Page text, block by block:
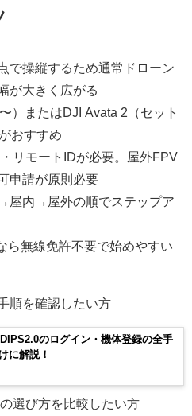
で操縦するため通常ドローン
が大きく広がる
）またはDJI Avata 2（セット
おすすめ
リモートIDが必要。屋外FPV
申請が原則必要
屋内→屋外の順でステップア
ら無線免許不要で始めやすい
順を確認したい方
DIPS2.0のログイン・機体登録の全手
に解説！
選び方を比較したい方